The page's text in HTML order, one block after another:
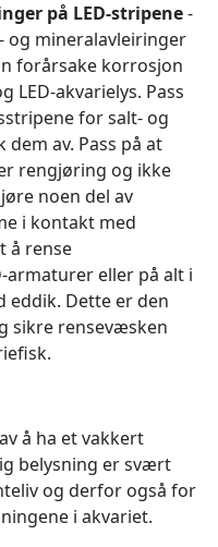
på LED-stripene-
og mineralavleiringer
forårsake korrosjon
LED-akvarielys. Pass
for salt- og
av. Pass på at
rengjøring og ikke
noen del av
i kontakt med
å rense
armaturer eller på alt i
eddik. Dette er den
sikre rensevæsken
å ha et vakkert
belysning er svært
og derfor også for
i akvariet.